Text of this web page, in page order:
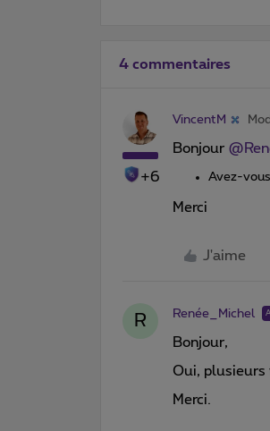
4 commentaires
+6
VincentM
Bonjour ​
Avez-
Merci
J'aime
R Renée_Michel
Bonjour,
Oui, plusieurs
Merci.